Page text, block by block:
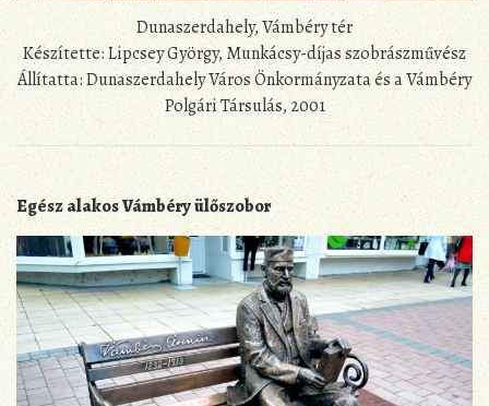
Dunaszerdahely, Vámbéry tér
Készítette: Lipcsey György, Munkácsy-díjas szobrászművész
Állítatta: Dunaszerdahely Város Önkormányzata és a Vámbéry
Polgári Társulás, 2001
Egész alakos Vámbéry ülőszobor